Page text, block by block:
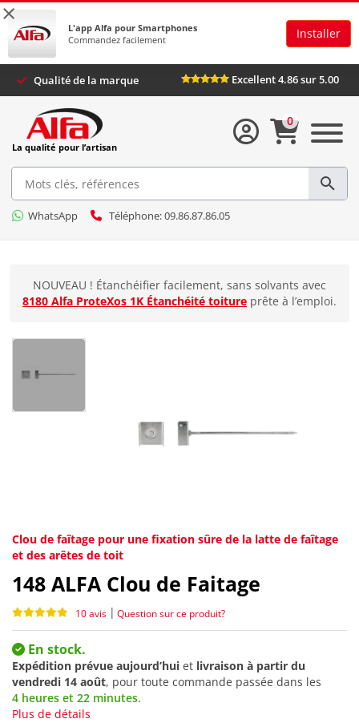
×
L'app Alfa pour Smartphones
Commandez facilement
Installer
Qualité de la marque Excellent 4.86 sur 5.00
La qualité pour l’artisan
WhatsApp Téléphone: 09.86.87.86.05
0
NOUVEAU ! Étanchéifier facilement, sans solvants avec
8180 Alfa ProteXos 1K Étanchéité toiture prête à l’emploi.
Clou de faîtage pour une fixation sûre de la latte de faîtage
et des arêtes de toit
148 ALFA Clou de Faitage
10 avis | Question sur ce produit?
En stock.
Expédition prévue aujourd’hui et livraison à partir du
vendredi 14 août, pour toute commande passée dans les
4 heures et 22 minutes.
Plus de détails